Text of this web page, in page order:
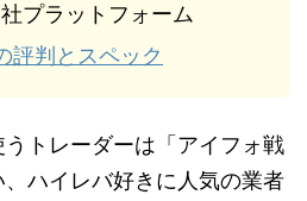
プラットフォーム
評判とスペック
トレーダーは「アイフォ戦
ハイレバ好きに人気の業者